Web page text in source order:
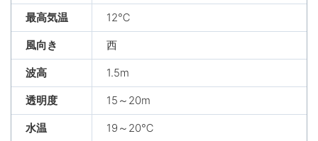
最高気温 12℃
風向き 西
波高 1.5m
透明度 15～20m
水温 19～20℃